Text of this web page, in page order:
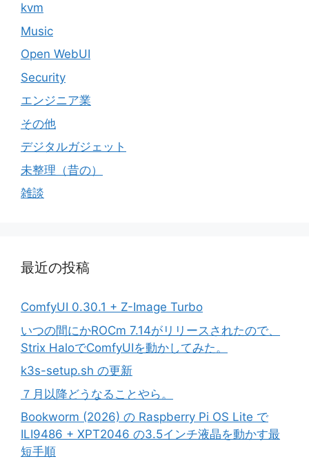
kvm
Music
Open WebUI
Security
エンジニア業
その他
デジタルガジェット
未整理（昔の）
雑談
最近の投稿
ComfyUI 0.30.1 + Z-Image Turbo
いつの間にかROCm 7.14がリリースされたので、
Strix HaloでComfyUIを動かしてみた。
k3s-setup.sh の更新
７月以降どうなることやら。
Bookworm (2026) の Raspberry Pi OS Lite で
ILI9486 + XPT2046 の3.5インチ液晶を動かす最
短手順